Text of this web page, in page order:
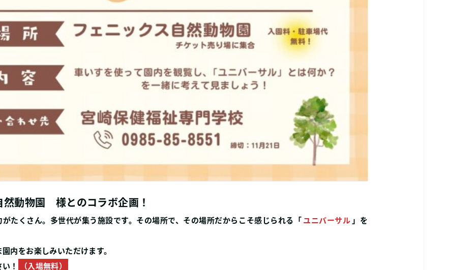
然動物園 様とのコラボ企画！
たくさん。多世代が集う施設です。 その場所で、その場所だからこそ感じられる「ユニバーサル 」を
内をお楽しみいただけます。
！
（入場無料）